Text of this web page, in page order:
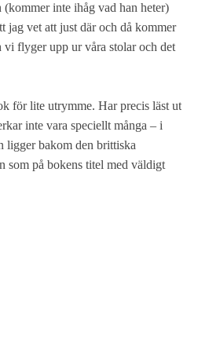
inte ihåg vad han heter)
jag vet att just där och då kommer
vi flyger upp ur våra stolar och det
för lite utrymme. Har precis läst ut
inte vara speciellt många – i
ligger bakom den brittiska
som på bokens titel med väldigt